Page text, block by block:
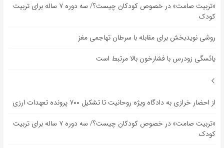
«تربیت صامت» در خصوص کودکان چیست؟/ سه دوره ۷ ساله برای تربیت
کودک
روشی نویدبخش برای مقابله با سرطان تهاجمی مغز
یائسگی زودرس با فشارخون بالا مرتبط است
از احضار خرازی به دادگاه ویژه روحانیت تا تشکیل ۷۰۰ پرونده تعهدات ارزی
«تربیت صامت» در خصوص کودکان چیست؟/ سه دوره ۷ ساله برای تربیت
کودک